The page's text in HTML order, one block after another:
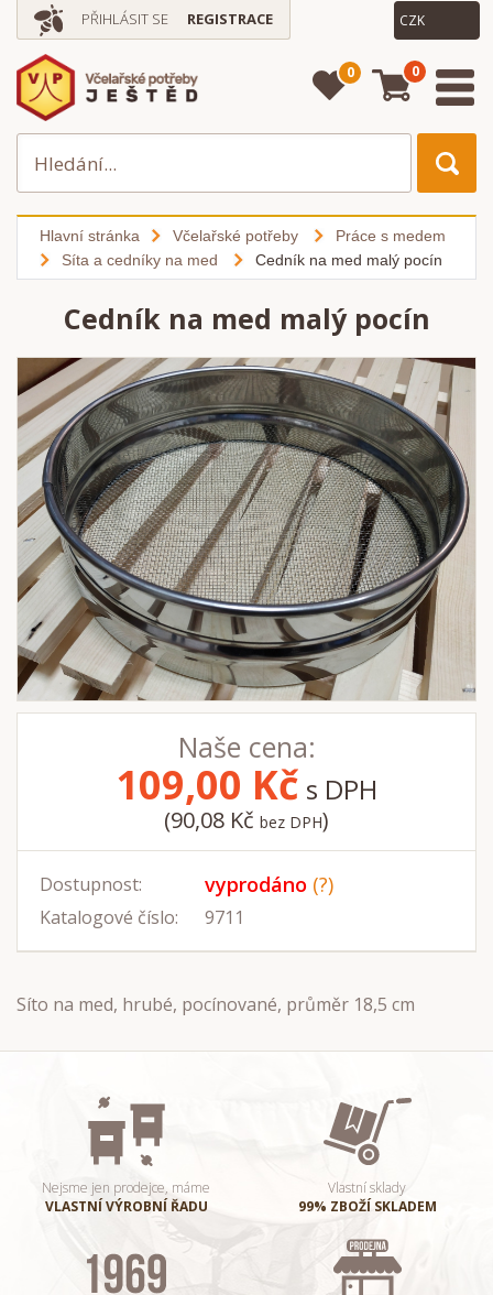
PŘIHLÁSIT SE REGISTRACE
0 0
Hlavní stránka Včelařské potřeby
Práce s medem
Síta a cedníky na med
Cedník na med malý pocín
Cedník na med malý pocín
Naše cena:
109,00 Kč s DPH
(90,08 Kč bez DPH)
Dostupnost: vyprodáno (?)
Katalogové číslo: 9711
Síto na med, hrubé, pocínované, průměr 18,5 cm
Nejsme jen prodejce, máme
VLASTNÍ VÝROBNÍ ŘADU
Vlastní sklady
99% ZBOŽÍ SKLADEM